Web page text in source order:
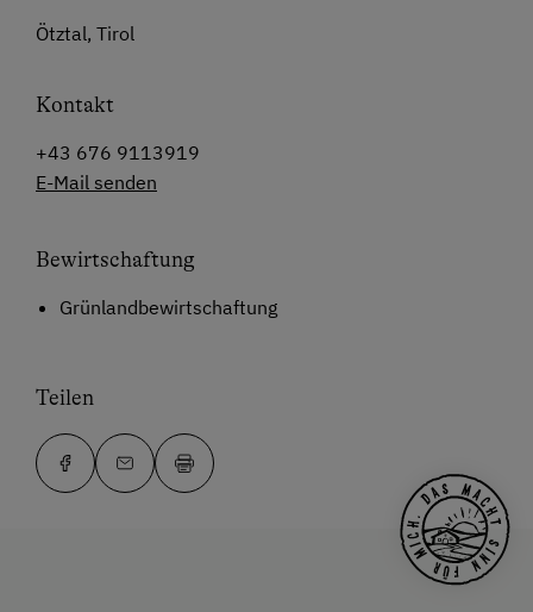
Ötztal, Tirol
Kontakt
+43 676 9113919
E-Mail senden
Bewirtschaftung
Grünlandbewirtschaftung
Teilen